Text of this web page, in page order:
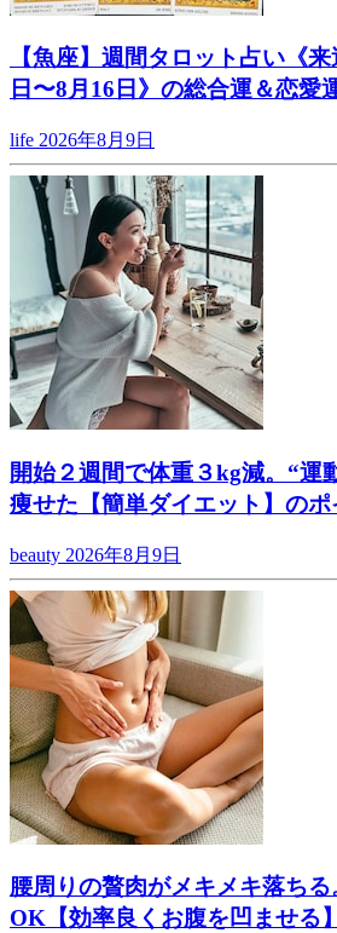
【魚座】週間タロット占い《
日〜8月16日》の総合運＆恋愛
life 2026年8月9日
開始２週間で体重３kg減。“運
痩せた【簡単ダイエット】のポ
beauty 2026年8月9日
腰周りの贅肉がメキメキ落ち
OK【効率良くお腹を凹ませる